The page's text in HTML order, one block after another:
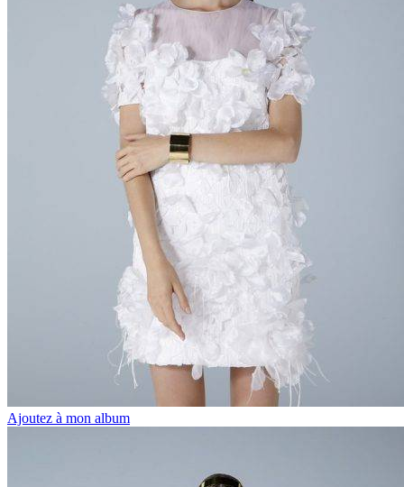
Ajoutez à mon album